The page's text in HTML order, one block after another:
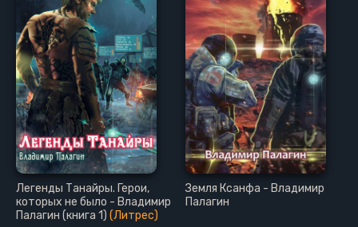
Легенды Танайры. Герои,
которых не было - Владимир
Палагин (книга 1) (Литрес)
Земля Ксанфа - Владимир
Палагин